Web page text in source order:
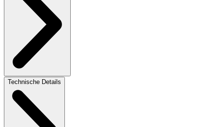
Technische Details